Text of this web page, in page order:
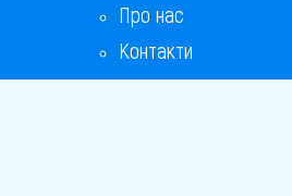
Про нас
Контакти
Бонусна програма